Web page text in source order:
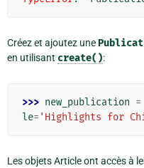
Créez et ajoutez une
en utilisant create():
>>> new_publication =
le= 'Highlights for
Les objets Article ont accès à